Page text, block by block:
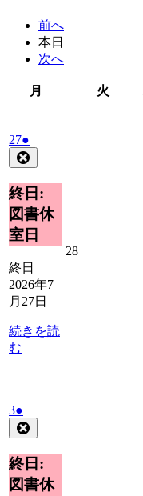
前へ
本日
次へ
月 火火
272026
年
7
月
27
日
●
件
の
イ
ベ
ン
ト)
終日:
図書休
室日
終日
2026年7
月27日
続きを読
む
282026
32026
年
8
月
3
日
●
件
の
イ
ベ
ン
終日:
図書休